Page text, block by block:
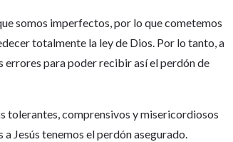
somos imperfectos, por lo que cometemos
totalmente la ley de Dios. Por lo tanto, a
errores para poder recibir así el perdón de
tolerantes, comprensivos y misericordiosos
Jesús tenemos el perdón asegurado.